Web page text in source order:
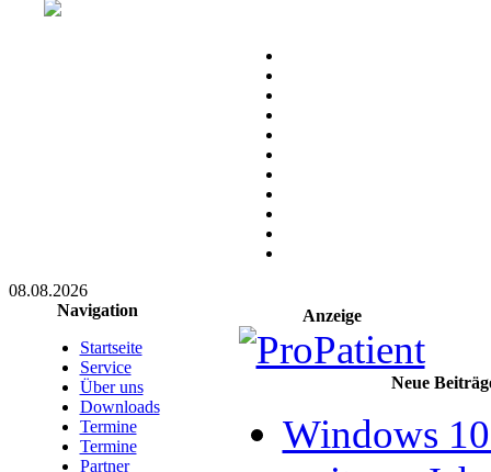
08.08.2026
Navigation
Startseite
Service
Über uns
Downloads
Termine
Termine
Partner
Anzeige
Neue
Windows